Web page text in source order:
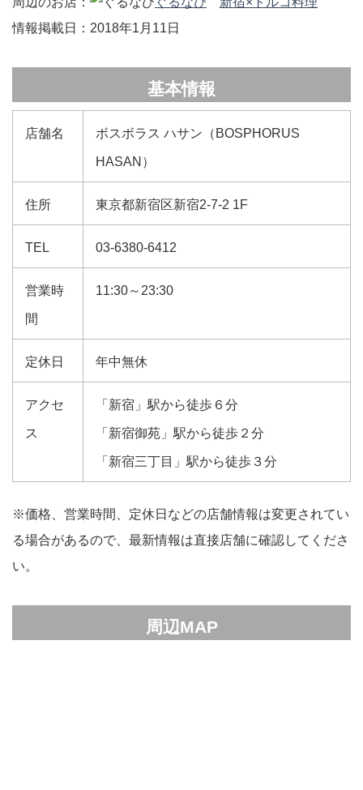
情報掲載日：2018年1月11日
基本情報
店舗名 ボスボラス ハサン（BOSPHORUS
HASAN）
住所 東京都新宿区新宿2-7-2 1F
TEL 03-6380-6412
営業時
間
11:30～23:30
定休日 年中無休
アクセ
ス
「新宿」駅から徒歩６分
「新宿御苑」駅から徒歩２分
「新宿三丁目」駅から徒歩３分
※価格、営業時間、定休日などの店舗情報は変更されてい
る場合があるので、最新情報は直接店舗に確認してくださ
い。
周辺MAP